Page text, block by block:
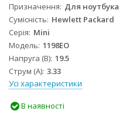
Призначення Для ноутбука
Сумісність Hewlett Packard
Серія Mini
Модель 1198EO
Напруга (В) 19.5
Струм (А) 3.33
Усі характеристики
В наявності